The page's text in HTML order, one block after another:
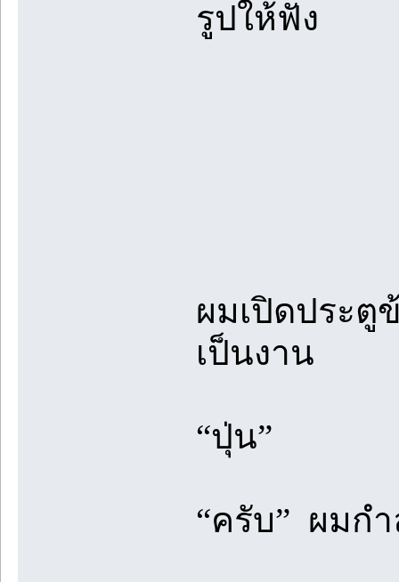
รูปให้ฟัง
ผมเปิดประตู
เป็นงาน
“ปุ่น”
“ครับ” ผมก